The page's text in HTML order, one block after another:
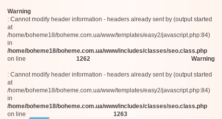
Warning
: Cannot modify header information - headers already sent by (output started
at
/home/boheme18/boheme.com.ua/www/templates/easy2/javascript.php:84)
in
/home/boheme18/boheme.com.ua/www/includes/classes/seo.class.php
on line
1262 Warning
: Cannot modify header information - headers already sent by (output started
at
/home/boheme18/boheme.com.ua/www/templates/easy2/javascript.php:84)
in
/home/boheme18/boheme.com.ua/www/includes/classes/seo.class.php
on line
1263